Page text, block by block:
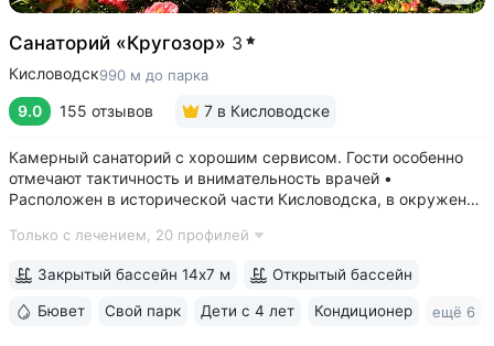
Санаторий «Кругозор» 3
Кисловодск990 м до парка
9.0 155 отзывов 7 в Кисловодске
Камерный санаторий с хорошим сервисом. Гости особенно
отмечают тактичность и внимательность врачей •
Расположен в исторической части Кисловодска, в окружении
лестницы и входа в Курортный парк • Территория 3,2 га
Только с лечением, 20 профилей
Закрытый бассейн 14х7 м Открытый бассейн
Бювет Свой парк Дети с 4 лет Кондиционер ещё 6